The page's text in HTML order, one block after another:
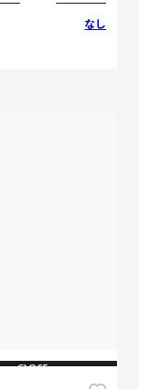
なし
CLOSE